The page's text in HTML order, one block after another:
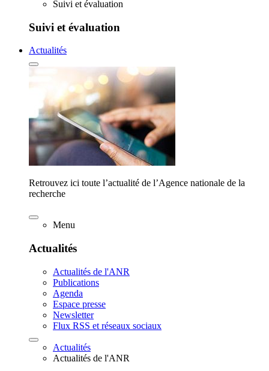
Suivi et évaluation
Suivi et évaluation
Actualités
Retrouvez ici toute l’actualité de l’Agence nationale de la
recherche
Menu
Actualités
Actualités de l'ANR
Publications
Agenda
Espace presse
Newsletter
Flux RSS et réseaux sociaux
Actualités
Actualités de l'ANR